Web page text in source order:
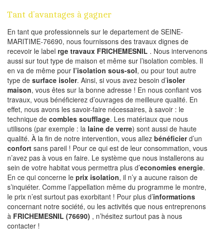
Tant d’avantages à gagner
En tant que professionnels sur le departement de SEINE-
MARITIME-76690, nous fournissons des travaux dignes de
recevoir le label rge travaux FRICHEMESNIL . Nous intervenons
aussi sur tout type de maison et même sur l’isolation combles. Il
en va de même pour l’isolation sous-sol, ou pour tout autre
type de surface isoler. Ainsi, si vous avez besoin d’isoler
maison, vous êtes sur la bonne adresse ! En nous confiant vos
travaux, vous bénéficierez d’ouvrages de meilleure qualité. En
effet, nous avons les savoir-faire nécessaires, à savoir : le
technique de combles soufflage. Les matériaux que nous
utilisons (par exemple : la laine de verre) sont aussi de haute
qualité. À la fin de notre intervention, vous allez bénéficierd’un
confort sans pareil ! Pour ce qui est de leur consommation, vous
n’avez pas à vous en faire. Le système que nous installerons au
sein de votre habitat vous permettra plus d’economies energie.
En ce qui concerne le prix isolation, il n’y a aucune raison de
s’inquiéter. Comme l’appellation même du programme le montre,
le prix n’est surtout pas exorbitant ! Pour plus d’informations
concernant notre société, ou les activités que nous entreprenons
à FRICHEMESNIL (76690) , n’hésitez surtout pas à nous
contacter !